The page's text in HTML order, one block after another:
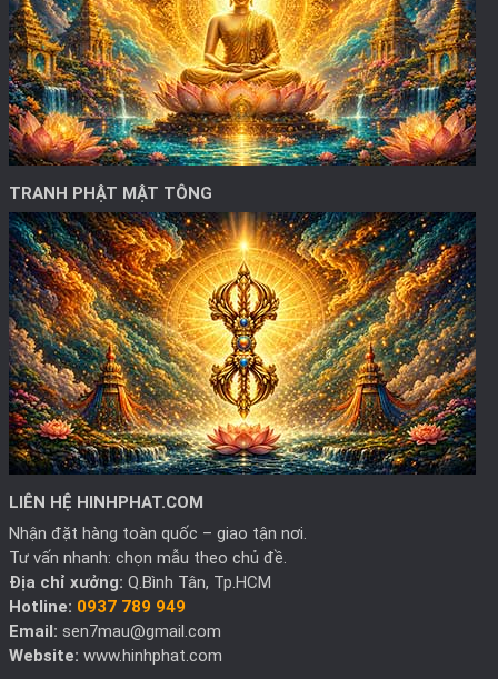
TRANH PHẬT MẬT TÔNG
LIÊN HỆ HINHPHAT.COM
Nhận đặt hàng toàn quốc – giao tận nơi.
Tư vấn nhanh: chọn mẫu theo chủ đề.
Địa chỉ xưởng: Q.Bình Tân, Tp.HCM
Hotline: 0937 789 949
Email: sen7mau@gmail.com
Website: www.hinhphat.com